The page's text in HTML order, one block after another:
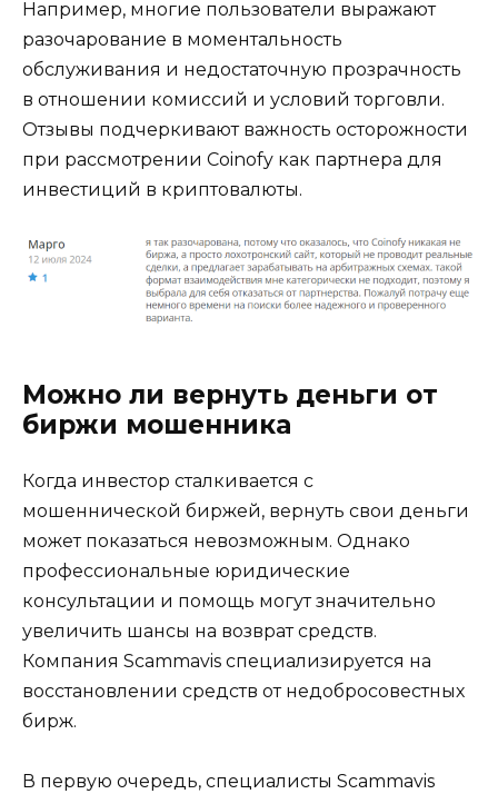
Например, многие пользователи выражают
разочарование в моментальность
обслуживания и недостаточную прозрачность
в отношении комиссий и условий торговли.
Отзывы подчеркивают важность осторожности
при рассмотрении Coinofy как партнера для
инвестиций в криптовалюты.
Можно ли вернуть деньги от
биржи мошенника
Когда инвестор сталкивается с
мошеннической биржей, вернуть свои деньги
может показаться невозможным. Однако
профессиональные юридические
консультации и помощь могут значительно
увеличить шансы на возврат средств.
Компания Scammavis специализируется на
восстановлении средств от недобросовестных
бирж.
В первую очередь, специалисты Scammavis